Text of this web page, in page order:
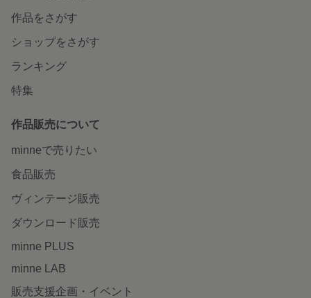
作品をさがす
ショップをさがす
ランキング
特集
作品販売について
minneで売りたい
食品販売
ヴィンテージ販売
ダウンロード販売
minne PLUS
minne LAB
販売支援企画・イベント